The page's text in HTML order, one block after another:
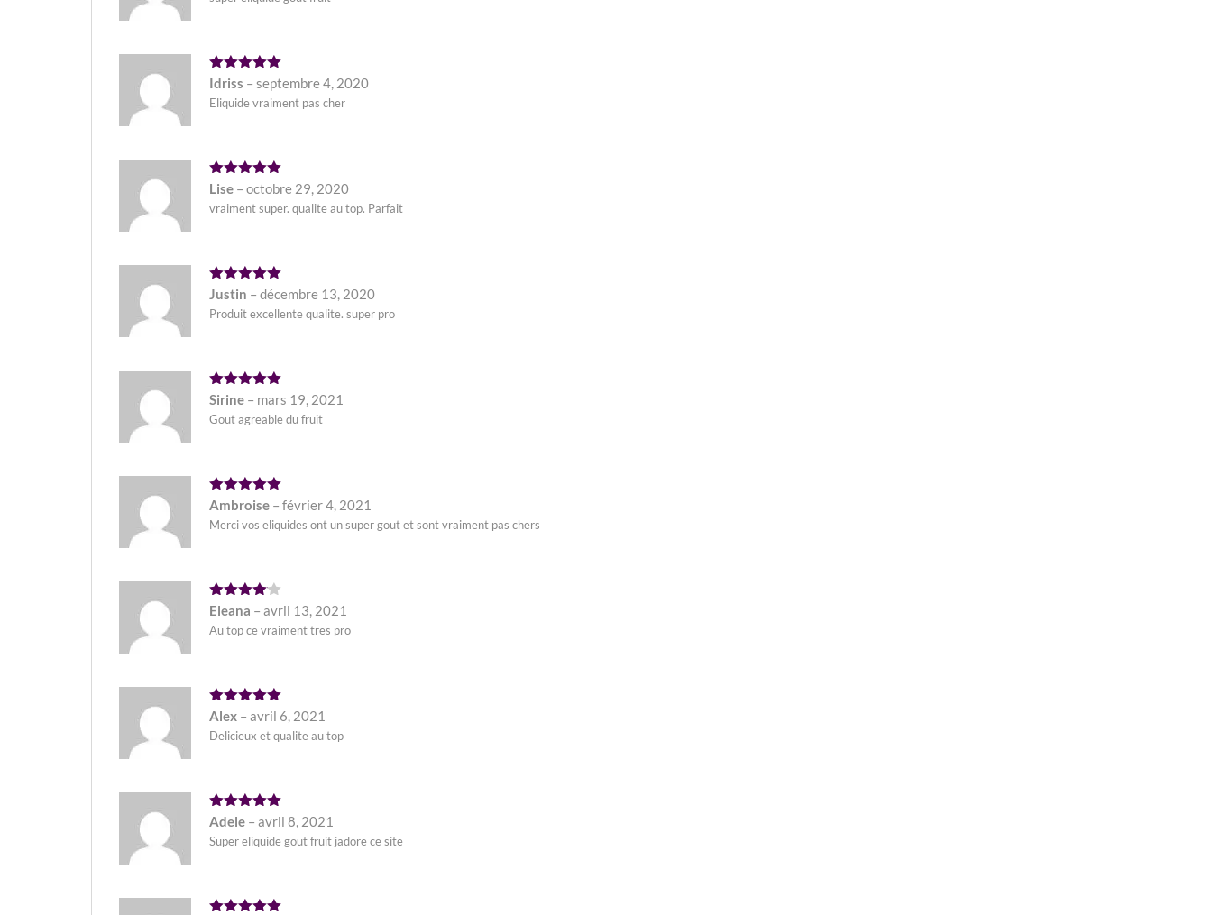
Note 5
Idriss – septembre 4, 2020
Eliquide vraiment pas cher
Note 5
Lise – octobre 29, 2020
vraiment super. qualite au top. Parfait
Note5
Justin – décembre 13, 2020
Produit excellente qualite. super pro
Note5
Sirine – mars 19, 2021
Gout agreable du fruit
Note5
Ambroise – février 4, 2021
Merci vos eliquides ont un super gout et sont vraiment pas chers
Note4
Eleana – avril 13, 2021
Au top ce vraiment tres pro
Note5
Alex – avril 6, 2021
Delicieux et qualite au top
Note5
Adele – avril 8, 2021
Super eliquide gout fruit jadore ce site